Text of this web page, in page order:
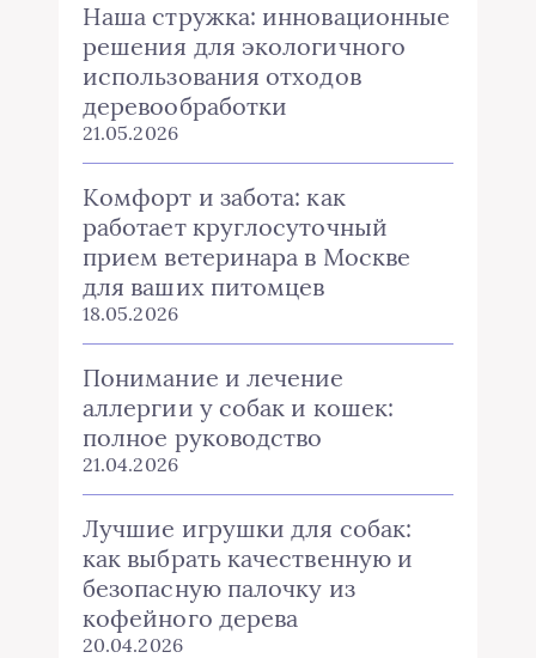
Наша стружка: инновационные
решения для экологичного
использования отходов
деревообработки
21.05.2026
Комфорт и забота: как
работает круглосуточный
прием ветеринара в Москве
для ваших питомцев
18.05.2026
Понимание и лечение
аллергии у собак и кошек:
полное руководство
21.04.2026
Лучшие игрушки для собак:
как выбрать качественную и
безопасную палочку из
кофейного дерева
20.04.2026